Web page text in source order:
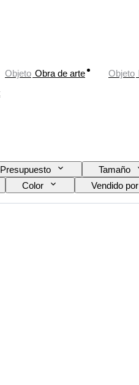
Objeto Obra de arte Objeto
Presupuesto Tamaño
Color Vendido por